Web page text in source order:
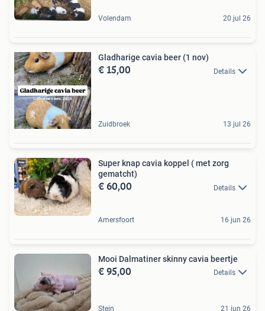
Volendam 20 jul 26
Gladharige cavia beer (1 nov)
€ 15,00 Details
Zuidbroek 13 jul 26
Super knap cavia koppel ( met zorg
gematcht)
€ 60,00 Details
Amersfoort 16 jun 26
Mooi Dalmatiner skinny cavia beertje
€ 95,00 Details
Stein 21 jun 26